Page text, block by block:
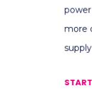
more
supply